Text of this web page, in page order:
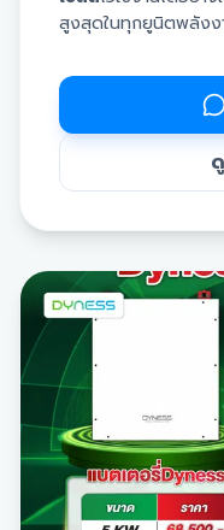
สูงสุดในทุกยูนิตพลังง
ความทนทาน
ราคาพร้อมติดตั้ง
งานมืออาชีพ
✅ มีให้เลือกหลากหล
kWh และ 21 kWh
✅ ช่วยให้การใช้ไฟฟ้าจ
*หมายเหตุ: ราคายังไม่